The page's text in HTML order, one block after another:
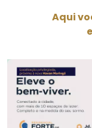
Aqui